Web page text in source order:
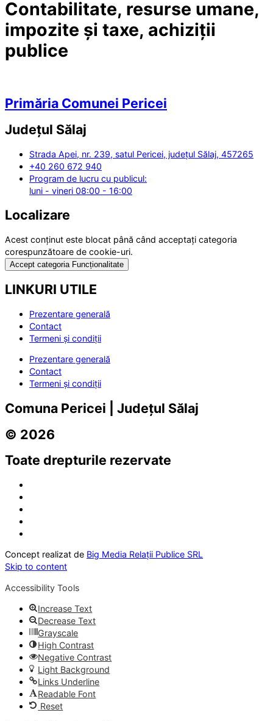
Contabilitate, resurse umane,
impozite și taxe, achiziții
publice
Primăria Comunei Pericei
Județul Sălaj
Strada Apei, nr. 239, satul Pericei, județul Sălaj, 457265
+40 260 672 940
Program de lucru cu publicul:
luni - vineri 08:00 - 16:00
Localizare
Acest conținut este blocat până când acceptați categoria
corespunzătoare de cookie-uri.
Accept categoria Funcționalitate
LINKURI UTILE
Prezentare generală
Contact
Termeni și condiții
Prezentare generală
Contact
Termeni și condiții
Comuna Pericei | Județul Sălaj
© 2026
Toate drepturile rezervate
Concept realizat de Big Media Relații Publice SRL
Skip to content
Accessibility Tools
Increase Text
Decrease Text
Grayscale
High Contrast
Negative Contrast
Light Background
Links Underline
Readable Font
Reset